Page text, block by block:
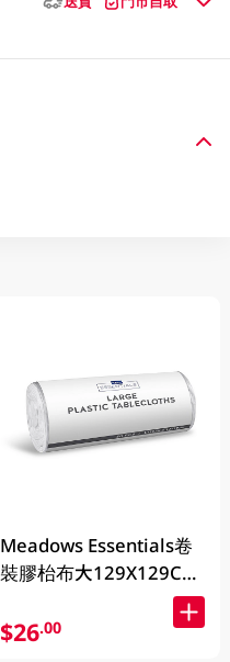
Meadows Essentials卷
裝膠枱布大129X129CM
$26.00